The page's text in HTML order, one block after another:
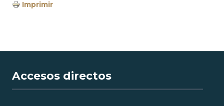
Imprimir
Accesos directos